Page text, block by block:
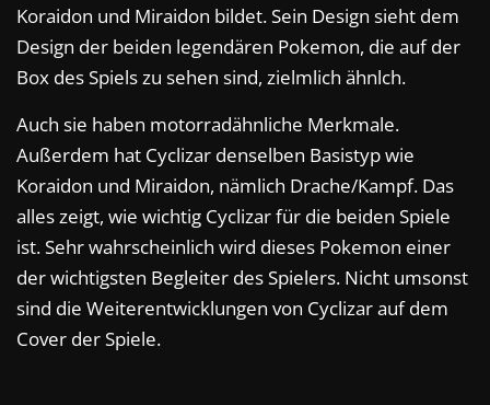
Koraidon und Miraidon bildet. Sein Design sieht dem
Design der beiden legendären Pokemon, die auf der
Box des Spiels zu sehen sind, zielmlich ähnlch.
Auch sie haben motorradähnliche Merkmale.
Außerdem hat Cyclizar denselben Basistyp wie
Koraidon und Miraidon, nämlich Drache/Kampf. Das
alles zeigt, wie wichtig Cyclizar für die beiden Spiele
ist. Sehr wahrscheinlich wird dieses Pokemon einer
der wichtigsten Begleiter des Spielers. Nicht umsonst
sind die Weiterentwicklungen von Cyclizar auf dem
Cover der Spiele.